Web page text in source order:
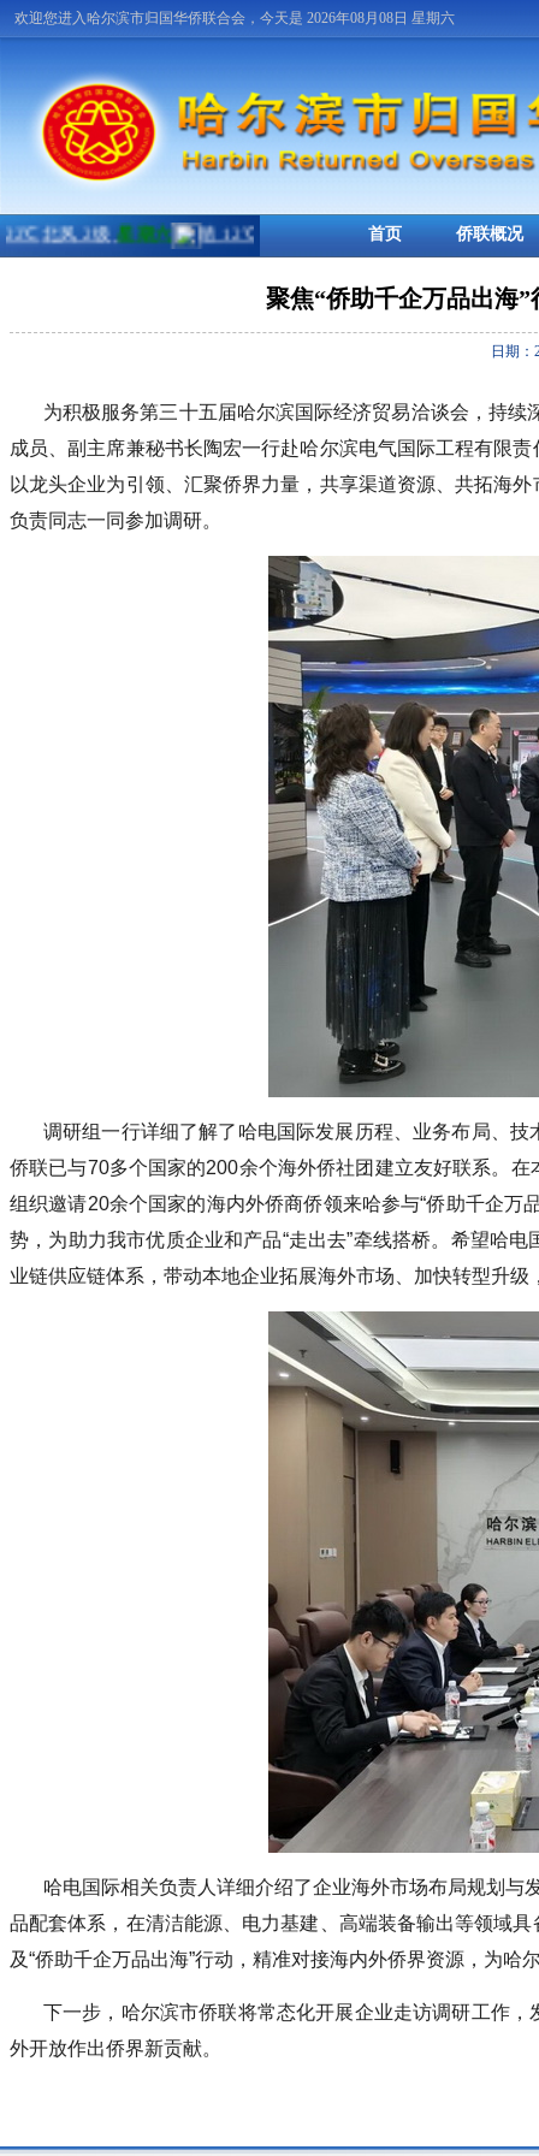
欢迎您进入哈尔滨市归国华侨联合会，今天是 2026年08月08日 星期六
首页 侨联概况
聚焦“侨助千企万品出海
日期
为积极服务第三十五届哈尔滨国际经济贸易洽谈会，持续
成员、副主席兼秘书长陶宏一行赴哈尔滨电气国际工程有限
以龙头企业为引领、汇聚侨界力量，共享渠道资源、共拓海
负责同志一同参加调研。
调研组一行详细了解了哈电国际发展历程、业务布局、
侨联已与70多个国家的200余个海外侨社团建立友好联系。
组织邀请20余个国家的海内外侨商侨领来哈参与“侨助千企
势，为助力我市优质企业和产品“走出去”牵线搭桥。希望哈
业链供应链体系，带动本地企业拓展海外市场、加快转型升
哈电国际相关负责人详细介绍了企业海外市场布局规划与
品配套体系，在清洁能源、电力基建、高端装备输出等领域
及“侨助千企万品出海”行动，精准对接海内外侨界资源，为哈
下一步，哈尔滨市侨联将常态化开展企业走访调研工作
外开放作出侨界新贡献。